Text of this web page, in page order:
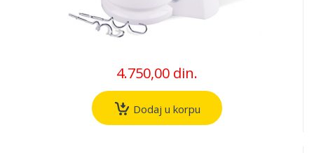
4.750,00 din.
Dodaj u korpu